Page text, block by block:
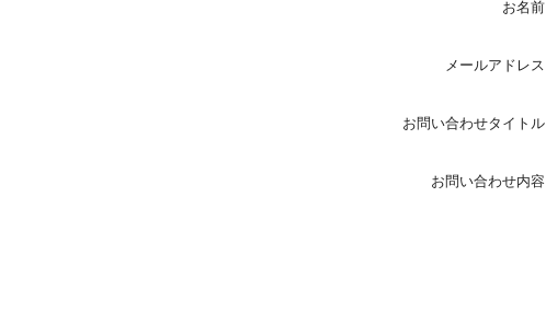
お名前
メールアドレス
お問い合わせタイトル
お問い合わせ内容